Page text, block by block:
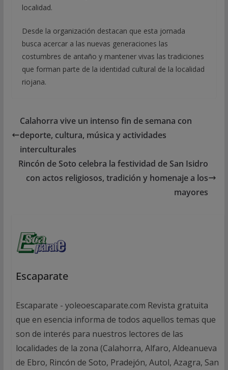
localidad.
Desde la organización destacan que esta jornada
busca acercar a las nuevas generaciones las
costumbres de antaño y mantener vivas las tradiciones
que forman parte de la identidad cultural de la localidad
riojana.
Calahorra vive un intenso fin de semana con
deporte, cultura, música y actividades
interculturales
Rincón de Soto celebra la festividad de San Isidro
con actos religiosos, tradición y homenaje a los
mayores
Escaparate
Escaparate - yoleoescaparate.com Revista gratuita
que en esencia informa de todos aquellos temas que
son de interés para nuestros lectores de las
localidades de la zona (Calahorra, Alfaro, Aldeanueva
de Ebro, Rincón de Soto, Pradejón, Autol, Azagra, San